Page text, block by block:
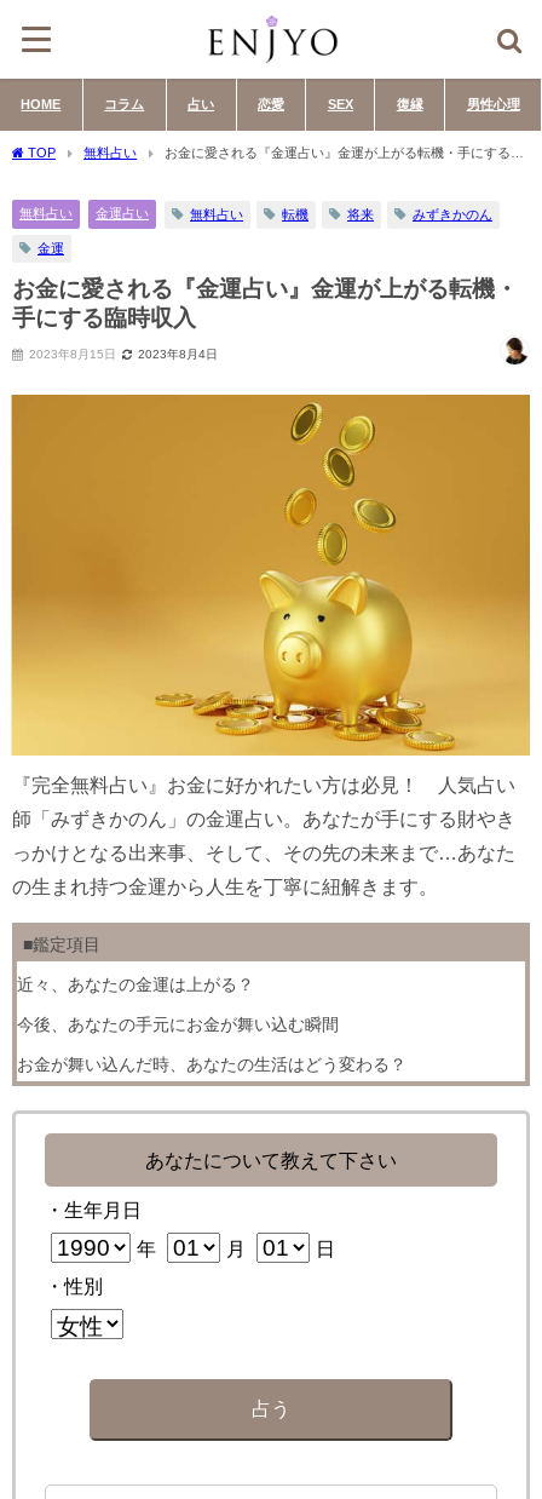
HOME コラム 占い 恋愛 SEX 復縁 男性心理
TOP 無料占い
お金に愛される『金運占い』金運が上がる転機・手にする臨
無料占い 金運占い 無料占い 転機 将来 みずきかのん
金運
お金に愛される『金運占い』金運が上がる転機・
手にする臨時収入
2023年8月15日 2023年8月4日
『完全無料占い』お金に好かれたい方は必見！ 人気占い
師「みずきかのん」の金運占い。あなたが手にする財やき
っかけとなる出来事、そして、その先の未来まで…あなた
の生まれ持つ金運から人生を丁寧に紐解きます。
■鑑定項目
近々、あなたの金運は上がる？
今後、あなたの手元にお金が舞い込む瞬間
お金が舞い込んだ時、あなたの生活はどう変わる？
あなたについて教えて下さい
・生年月日
年 月
日
・性別
占う